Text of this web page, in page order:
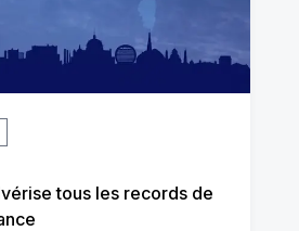
tous les records de